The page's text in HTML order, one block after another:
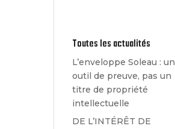
Toutes les actualités
L’enveloppe Soleau : un
outil de preuve, pas un
titre de propriété
intellectuelle
DE L’INTÉRÊT DE